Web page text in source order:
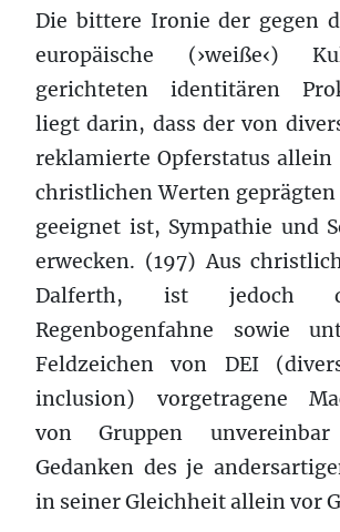
Die bittere Ironie der gegen
europäische (›weiße‹)
gerichteten identitären
liegt darin, dass der von
reklamierte Opferstatus
christlichen Werten geprägten
geeignet ist, Sympathie und
erwecken. (197) Aus
Dalferth, ist jedoch
Regenbogenfahne sowie
Feldzeichen von DEI
inclusion) vorgetragene
von Gruppen
Gedanken des je
in seiner Gleichheit allein vor